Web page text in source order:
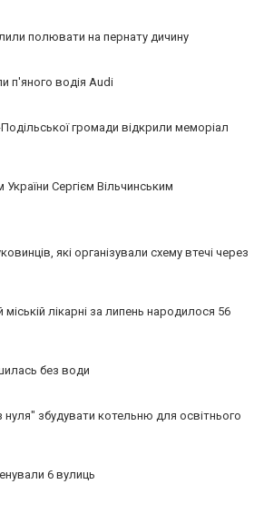
полювати на пернату дичину
п'яного водія Audi
громади відкрили меморіал
Сергієм Вільчинським
які організували схему втечі через
міській лікарні за липень народилося 56
без води
нуля" збудувати котельню для освітнього
6 вулиць